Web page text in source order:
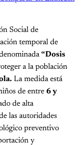
Social de
temporal de
“Dosis
a la población
La medida está
de entre 6 y
de alta
las autoridades
preventivo
y